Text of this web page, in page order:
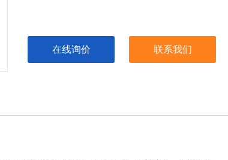
在线询价 联系我们